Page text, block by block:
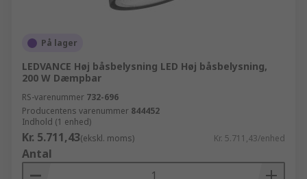
På lager
LEDVANCE Høj båsbelysning LED Høj båsbelysning,
200 W Dæmpbar
RS-varenummer 732-696
Producentens varenummer 844452
Indhold (1 enhed)
Kr. 5.711,43(ekskl. moms) Kr. 5.711,43/enhed
Antal